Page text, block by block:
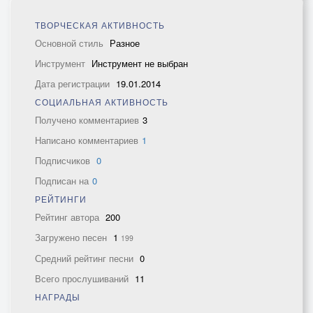
ТВОРЧЕСКАЯ АКТИВНОСТЬ
Основной стиль Разное
Инструмент Инструмент не выбран
Дата регистрации 19.01.2014
СОЦИАЛЬНАЯ АКТИВНОСТЬ
Получено комментариев 3
Написано комментариев 1
Подписчиков 0
Подписан на 0
РЕЙТИНГИ
Рейтинг автора 200
Загружено песен 1 199
Средний рейтинг песни 0
Всего прослушиваний 11
НАГРАДЫ